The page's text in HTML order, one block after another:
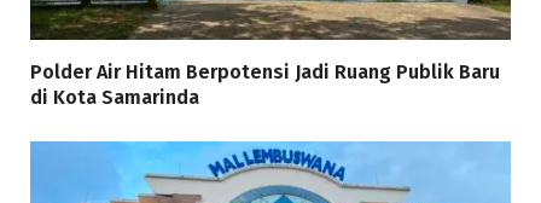
Polder Air Hitam Berpotensi Jadi Ruang Publik Baru
di Kota Samarinda